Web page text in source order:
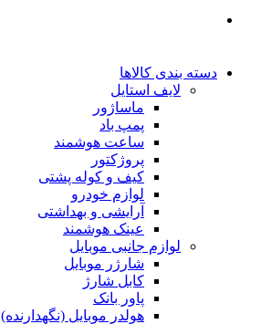
دسته بندی کالاها
لایف استایل
ماساژور
پمپ باد
ساعت هوشمند
پروژکتور
کیف و کوله پشتی
لوازم خودرو
آرایشی و بهداشتی
عینک هوشمند
لوازم جانبی موبایل
شارژر موبایل
کابل شارژ
پاور بانک
هولدر موبایل (نگهدارنده)